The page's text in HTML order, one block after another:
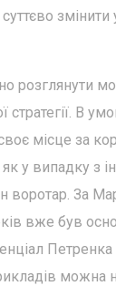
змінити
розглянути
В
місце за
у випадку з
За
вже був
можна